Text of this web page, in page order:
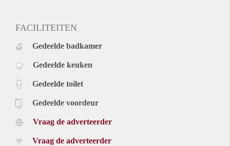
FACILITEITEN
Gedeelde badkamer
Gedeelde keuken
Gedeelde toilet
Gedeelde voordeur
Vraag de adverteerder
Vraag de adverteerder